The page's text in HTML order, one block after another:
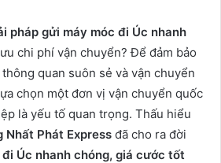
pháp gửi máy móc đi Úc nhanh
chi phí vận chuyển? Để đảm bảo
quan suôn sẻ và vận chuyển
chọn một đơn vị vận chuyển quốc
là yếu tố quan trọng. Thấu hiểu
Nhất Phát Express đã cho ra đời
Úc nhanh chóng, giá cước tốt